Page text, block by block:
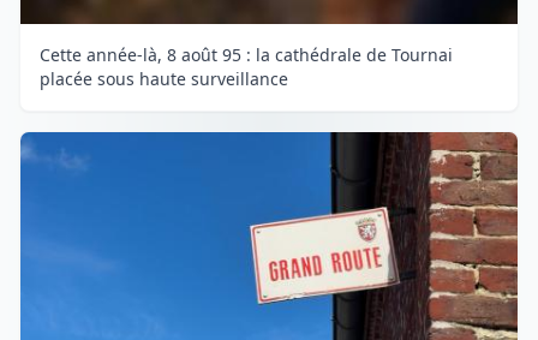
Cette année-là, 8 août 95 : la cathédrale de Tournai
placée sous haute surveillance